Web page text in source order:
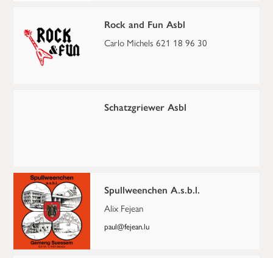
Rock and Fun Asbl
Carlo Michels 621 18 96 30
Schatzgriewer Asbl
Spullweenchen A.s.b.l.
Alix Fejean
paul@fejean.lu